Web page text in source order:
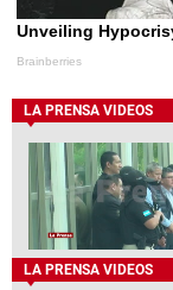
LA PRENSA VIDEOS
LA PRENSA VIDEOS